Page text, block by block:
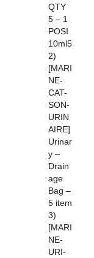
QTY
5 – 1
POSI
10ml5
2)
[MARI
NE-
CAT-
SON-
URIN
AIRE]
Urinar
y –
Drain
age
Bag –
5 item
3)
[MARI
NE-
URI-